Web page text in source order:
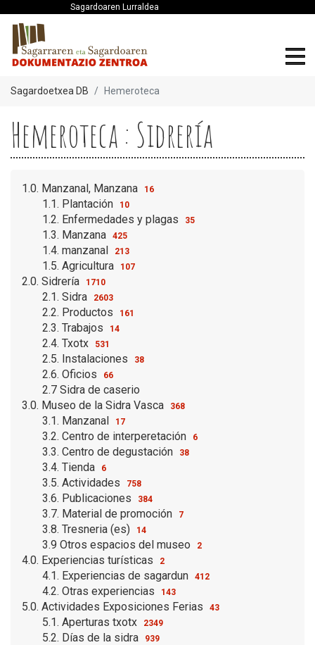
Sagardoaren Lurraldea
Sagardoetxea DB Hemeroteca
Hemeroteca : Sidrería
1.0. Manzanal, Manzana 16
1.1. Plantación 10
1.2. Enfermedades y plagas 35
1.3. Manzana 425
1.4. manzanal 213
1.5. Agricultura 107
2.0. Sidrería 1710
2.1. Sidra 2603
2.2. Productos 161
2.3. Trabajos 14
2.4. Txotx 531
2.5. Instalaciones 38
2.6. Oficios 66
2.7 Sidra de caserio
3.0. Museo de la Sidra Vasca
368
3.1. Manzanal 17
3.2. Centro de interperetación 6
3.3. Centro de degustación 38
3.4. Tienda 6
3.5. Actividades 758
3.6. Publicaciones 384
3.7. Material de promoción 7
3.8. Tresneria (es) 14
3.9 Otros espacios del museo 2
4.0. Experiencias turísticas 2
4.1. Experiencias de sagardun 412
4.2. Otras experiencias 143
5.0. Actividades Exposiciones Ferias 43
5.1. Aperturas txotx 2349
5.2. Días de la sidra 939